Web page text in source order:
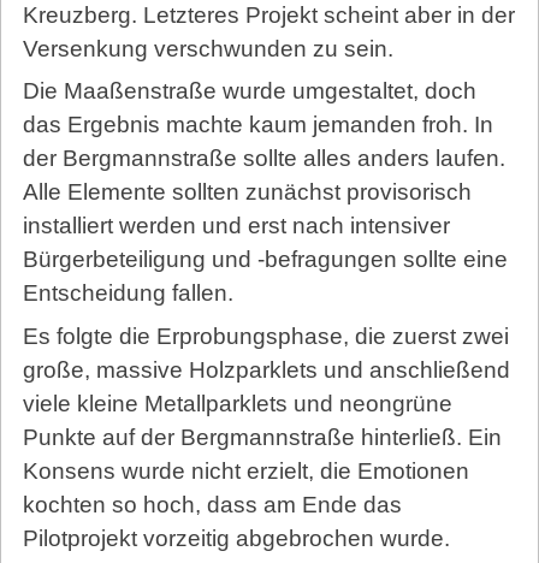
Kreuzberg. Letzteres Projekt scheint aber in der
Versenkung verschwunden zu sein.
Die Maaßenstraße wurde umgestaltet, doch
das Ergebnis machte kaum jemanden froh. In
der Bergmannstraße sollte alles anders laufen.
Alle Elemente sollten zunächst provisorisch
installiert werden und erst nach intensiver
Bürgerbeteiligung und -befragungen sollte eine
Entscheidung fallen.
Es folgte die Erprobungsphase, die zuerst zwei
große, massive Holzparklets und anschließend
viele kleine Metallparklets und neon­grüne
Punkte auf der Bergmannstraße hinterließ. Ein
Konsens wurde nicht erzielt, die Emotionen
kochten so hoch, dass am Ende das
Pilotprojekt vorzeitig abgebrochen wurde.